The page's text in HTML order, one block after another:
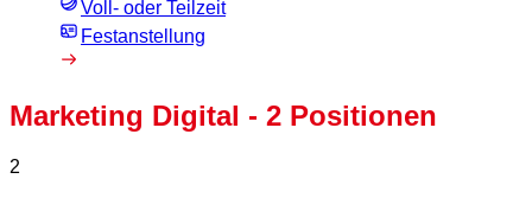
Voll- oder Teilzeit
Festanstellung
Marketing Digital - 2 Positionen
2